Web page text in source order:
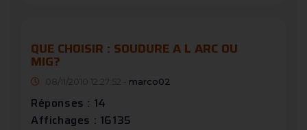
QUE CHOISIR : SOUDURE A L ARC OU
MIG?
08/11/2010 12:27:52 - marco02
Réponses : 14
Affichages : 16135